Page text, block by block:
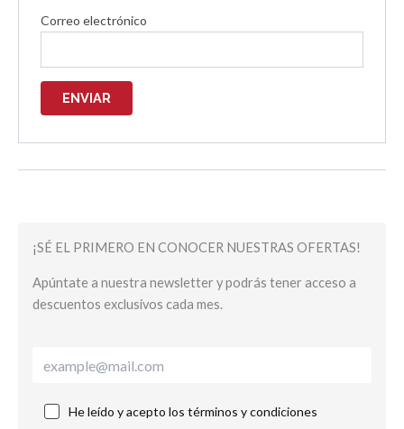
Correo electrónico
¡SÉ EL PRIMERO EN CONOCER NUESTRAS OFERTAS!
Apúntate a nuestra newsletter y podrás tener acceso a
descuentos exclusivos cada mes.
He leído y acepto los términos y condiciones